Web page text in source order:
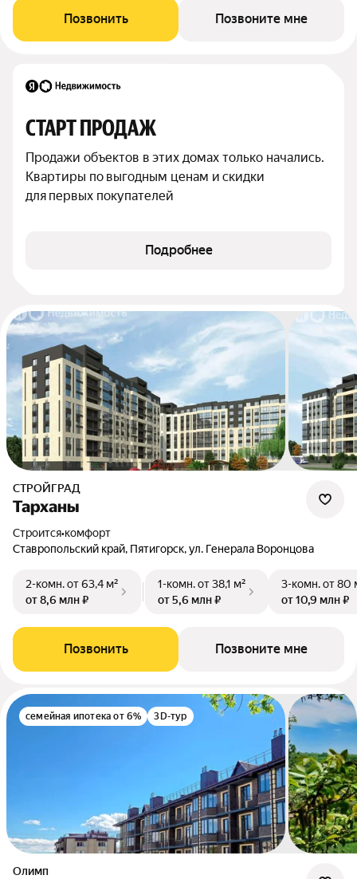
Позвонить Позвоните мне
СТАРТ ПРОДАЖ
Продажи объектов в этих домах только начались.
Квартиры по выгодным ценам и скидки
для первых покупателей
Подробнее
СТРОЙГРАД
Тарханы
Строится•комфорт
Ставропольский край, Пятигорск, ул. Генерала Воронцова
2-комн.от 63,4 м²
от 8,6 млн ₽
1-комн.от 38,1 м²
от 5,6 млн ₽
3-комн.от 80
от 10,9 млн ₽
Позвонить Позвоните мне
семейная ипотека от 6% 3D-тур
Олимп